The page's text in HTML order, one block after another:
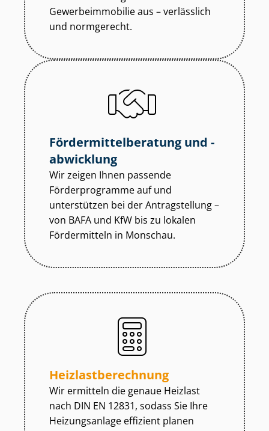
Ge­wer­be­im­mo­bi­lie aus – verlässlich
und normgerecht.
För­der­mit­tel­be­ra­tung und -
abwicklung
Wir zeigen Ihnen passende
Förderprogramme auf und
unterstützen bei der Antragstellung –
von BAFA und KfW bis zu lokalen
Fördermitteln in Monschau.
Heiz­last­be­rech­nung
Wir ermitteln die genaue Heizlast
nach DIN EN 12831, sodass Sie Ihre
Heizungsanlage effizient planen